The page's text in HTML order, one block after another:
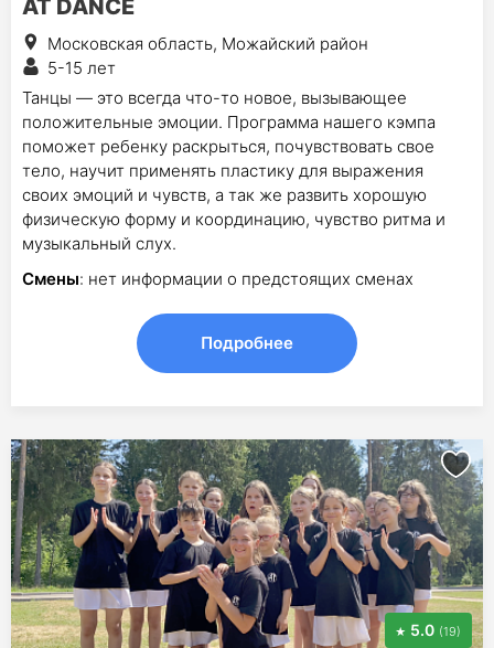
AT DANCE
Московская область, Можайский район
5-15 лет
Танцы — это всегда что-то новое, вызывающее
положительные эмоции. Программа нашего кэмпа
поможет ребенку раскрыться, почувствовать свое
тело, научит применять пластику для выражения
своих эмоций и чувств, а так же развить хорошую
физическую форму и координацию, чувство ритма и
музыкальный слух.
Смены: нет информации о предстоящих сменах
Подробнее
5.0 (19)